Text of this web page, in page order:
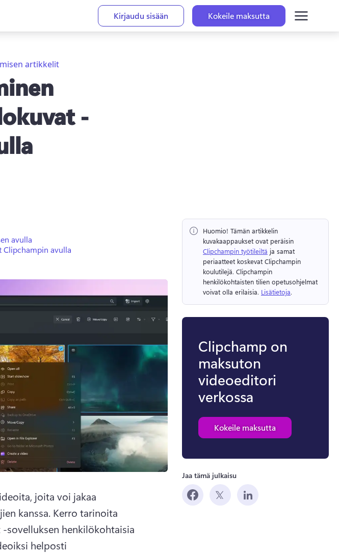
Kirjaudu sisään Kokeile maksutta
artikkelit
-
avulla
Clipchampin avulla
joita voi jakaa
kanssa. Kerro tarinoita
henkilökohtaisia
helposti
Huomio! Tämän artikkelin
Clipchampin työtileiltä ja samat
periaatteet koskevat Clipchampin
koulutilejä. Clipchampin
henkilökohtaisten tilien opetusohjelmat
voivat olla erilaisia. Lisätietoja.
Clipchamp on
maksuton
videoeditori
verkossa
Kokeile maksutta
Jaa tämä julkaisu